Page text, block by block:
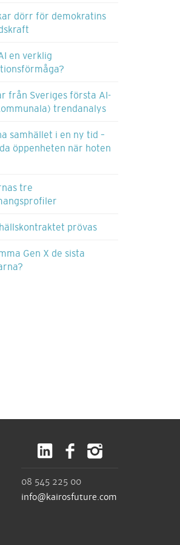
dörr för demokratins
en verklig
från Sveriges första AI-
trendanalys
samhället i en ny tid –
öppenheten när hoten
tre
prövas
Gen X de sista
08 545 225 00
info@kairosfuture.com